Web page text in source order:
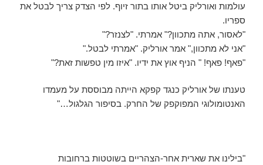
עולמות ואורליק ביטל אותו בתור זיוף. לפי הצדק צריך לבטל את
ספריו.
"לאסור, אתה מתכוון?" אמרתי. "לצנזר?"
"אני לא מתכוון," אמר אורליק. "אמרתי לבטל."
"פאף! פאף! " הניף אוץ את ידיו. "איזו מין טפשות זאת?"
טענתו של אורליק כנגד קפקא הייתה מבוססת על מעמדו
האנטומולוגי המפוקפק של החרק. בסיפור הגלגול…"
"בילינו את שארית אחר-הצהריים בשוטטות ברחובות